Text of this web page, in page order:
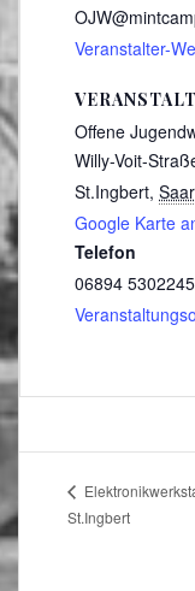
Offene
Willy-Voit-
St.Ingbert,
Google Karte
Telefon
06894 5302245
Veranstalter-
St.Ingbert